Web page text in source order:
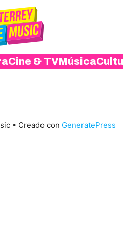
Cine & TVMúsica
• Creado con GeneratePress